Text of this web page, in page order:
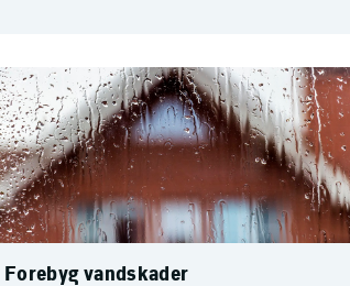
Forebyg vandskader